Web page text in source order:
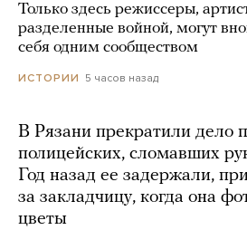
Только здесь режиссеры,
разделенные войной, могут
себя одним сообществом
ИСТОРИИ 5 часов назад
В Рязани прекратили дело
полицейских, сломавших
Год назад ее задержали,
за закладчицу, когда она
цветы